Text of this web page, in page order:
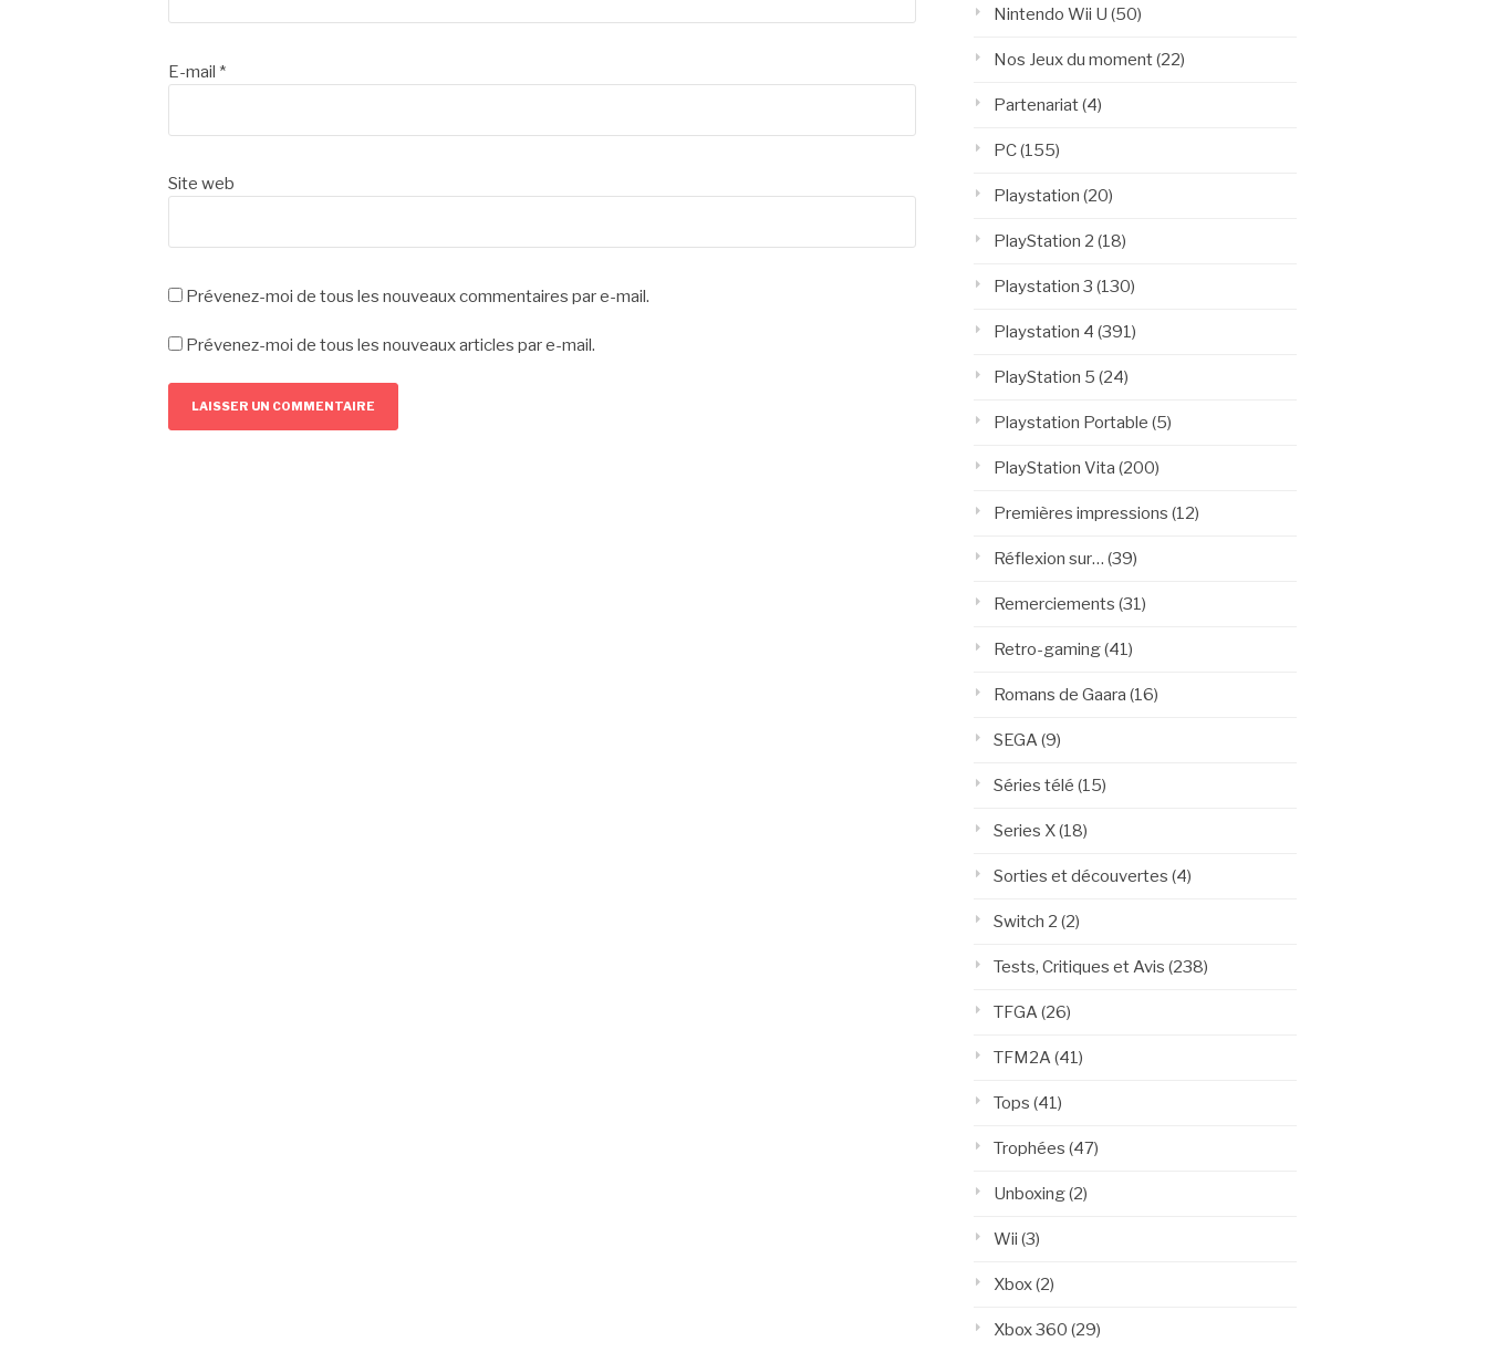
E-mail *
Site web
Prévenez-moi de tous les nouveaux commentaires par e-mail.
Prévenez-moi de tous les nouveaux articles par e-mail.
Nintendo Wii U (50)
Nos Jeux du moment(22)
Partenariat(4)
PC(155)
Playstation (20)
PlayStation 2 (18)
Playstation 3 (130)
Playstation 4 (391)
PlayStation 5 (24)
Playstation Portable (5)
PlayStation Vita (200)
Premières impressions (12)
Réflexion sur… (39)
Remerciements (31)
Retro-gaming(41)
Romans de Gaara (16)
SEGA (9)
Séries télé (15)
Series X(18)
Sorties et découvertes (4)
Switch 2 (2)
Tests, Critiques et Avis (238)
TFGA (26)
TFM2A (41)
Tops (41)
Trophées (47)
Unboxing(2)
Wii (3)
Xbox(2)
Xbox 360 (29)